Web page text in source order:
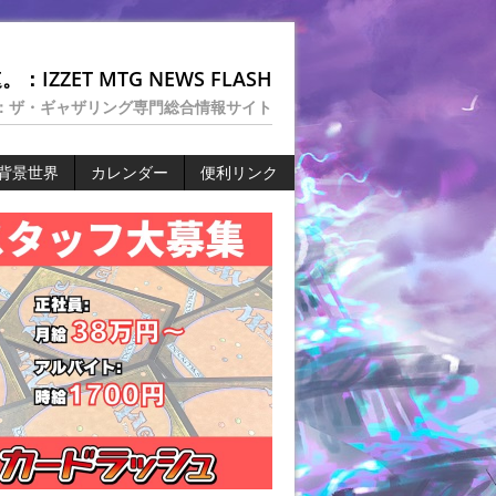
：IZZET MTG NEWS FLASH
ザ・ギャザリング専門総合情報サイト
景世界 カレンダー 便利リンク